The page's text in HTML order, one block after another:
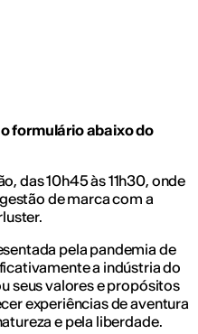
formulário abaixo do
das 10h45 às 11h30, onde
de marca com a
pela pandemia de
a indústria do
seus valores e propósitos
experiências de aventura
e pela liberdade.